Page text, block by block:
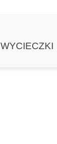
WYCIECZKI